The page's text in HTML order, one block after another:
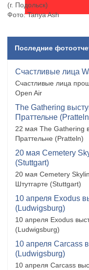
(г. Подольск)
Фото: Tanya Ash
Последние
Счастливые лица
Счастливые лица
Open Air
The Gathering
Праттельне
22 мая The Gathering
Праттельне (Pratteln)
20 мая Cemetery
(Stuttgart)
20 мая Cemetery
Штутгарте (Stuttgart)
10 апреля Exodus
(Ludwigsburg)
10 апреля Exodus
(Ludwigsburg)
10 апреля Carcass
(Ludwigsburg)
10 апреля Carcass